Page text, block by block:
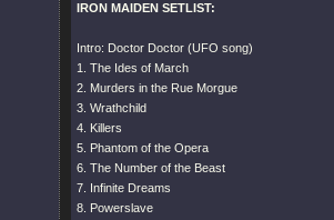
IRON MAIDEN SETLIST:
Intro: Doctor Doctor (UFO song)
1. The Ides of March
2. Murders in the Rue Morgue
3. Wrathchild
4. Killers
5. Phantom of the Opera
6. The Number of the Beast
7. Infinite Dreams
8. Powerslave